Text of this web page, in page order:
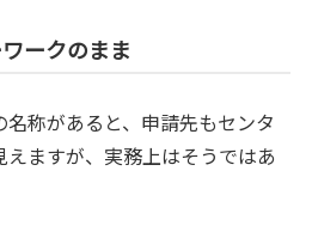
ークのまま
称があると、申請先もセンタ
ますが、実務上はそうではあ